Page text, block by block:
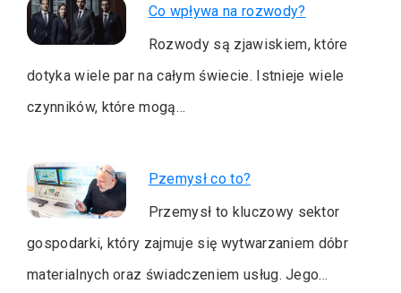
Co wpływa na rozwody?
Rozwody są zjawiskiem, które
dotyka wiele par na całym świecie. Istnieje wiele
czynników, które mogą…
Pzemysł co to?
Przemysł to kluczowy sektor
gospodarki, który zajmuje się wytwarzaniem dóbr
materialnych oraz świadczeniem usług. Jego…